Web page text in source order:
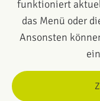
funktioniert
das Menü oder
Ansonsten